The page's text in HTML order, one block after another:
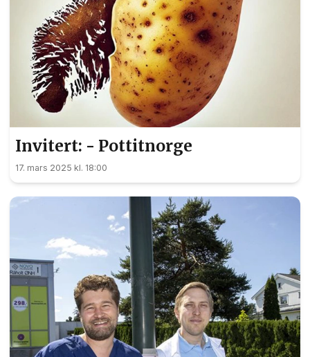
Invitert: - Pottitnorge
17. mars 2025 kl. 18:00